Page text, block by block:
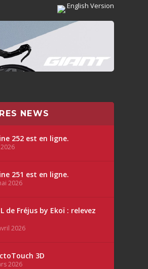
English Version
NEWS
252 est en ligne.
251 est en ligne.
2026
de Fréjus by Ekoï : relevez
2026
3D
2026